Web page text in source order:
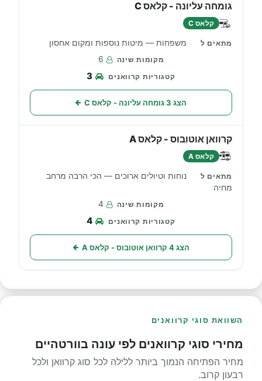
גומחה עליונה - קלאס C
קלאס C
משפחות — מיטות נוספות ומקום אחסון
6
3
הצג 3 גומחה עליונה - קלאס C
קרוואן אוטובוס - קלאס A
קלאס A
נוחות וטיולים ארוכים — הכי הרבה מרחב
מחיה
4
4
הצג 4 קרוואן אוטובוס - קלאס A
השוואת סוגי קרוואנים
מחירי סוגי קרוואנים לפי עונה בוורטהיים
מחיר הפתיחה הנמוך ביותר ללילה לכל סוג קרוואן ולכל
רבעון קרוב.